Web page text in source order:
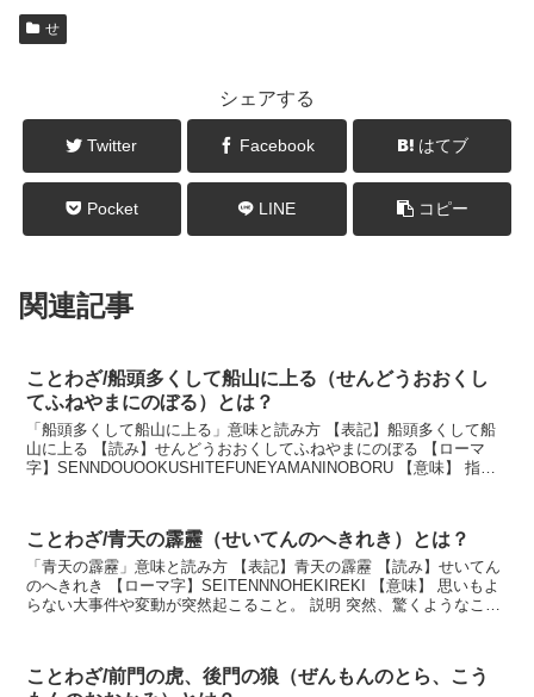
せ
シェアする
Twitter Facebook はてブ
Pocket LINE コピー
関連記事
ことわざ/船頭多くして船山に上る（せんどうおおくし
てふねやまにのぼる）とは？
「船頭多くして船山に上る」意味と読み方 【表記】船頭多くして船
山に上る 【読み】せんどうおおくしてふねやまにのぼる 【ローマ
字】SENNDOUOOKUSHITEFUNEYAMANINOBORU 【意味】 指揮
ことわざ/青天の霹靂（せいてんのへきれき）とは？
「青天の霹靂」意味と読み方 【表記】青天の霹靂 【読み】せいてん
のへきれき 【ローマ字】SEITENNNOHEKIREKI 【意味】 思いもよ
らない大事件や変動が突然起こること。 説明 突然、驚くようなこと
ことわざ/前門の虎、後門の狼（ぜんもんのとら、こう